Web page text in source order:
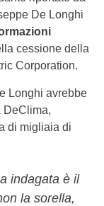
De Longhi
cessione della
Corporation.
Longhi avrebbe
DeClima,
di migliaia di
indagata è il
la sorella,